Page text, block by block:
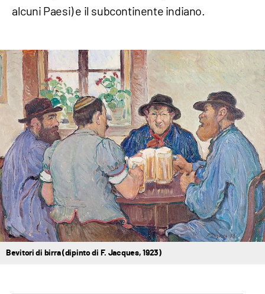
alcuni Paesi) e il subcontinente indiano.
Bevitori di birra (dipinto di F. Jacques, 1923)